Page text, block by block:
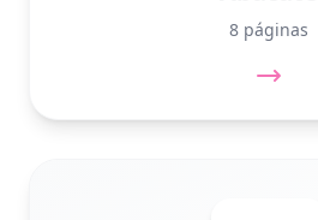
8 páginas